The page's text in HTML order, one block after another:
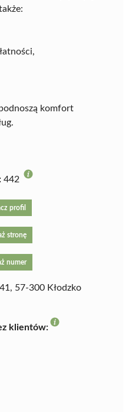
komfort
442
profil
stronę
numer
57-300 Kłodzko
klientów: